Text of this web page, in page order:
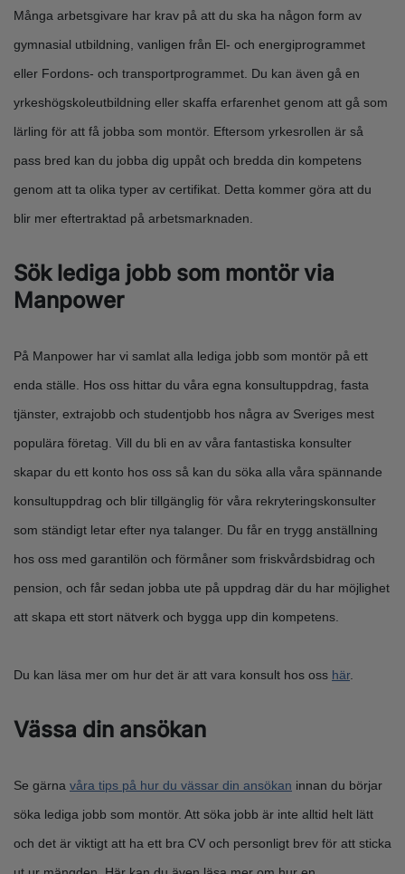
Många arbetsgivare har krav på att du ska ha någon form av
gymnasial utbildning, vanligen från El- och energiprogrammet
eller Fordons- och transportprogrammet. Du kan även gå en
yrkeshögskoleutbildning eller skaffa erfarenhet genom att gå som
lärling för att få jobba som montör. Eftersom yrkesrollen är så
pass bred kan du jobba dig uppåt och bredda din kompetens
genom att ta olika typer av certifikat. Detta kommer göra att du
blir mer eftertraktad på arbetsmarknaden.
Sök lediga jobb som montör via
Manpower
På Manpower har vi samlat alla lediga jobb som montör på ett
enda ställe. Hos oss hittar du våra egna konsultuppdrag, fasta
tjänster, extrajobb och studentjobb hos några av Sveriges mest
populära företag. Vill du bli en av våra fantastiska konsulter
skapar du ett konto hos oss så kan du söka alla våra spännande
konsultuppdrag och blir tillgänglig för våra rekryteringskonsulter
som ständigt letar efter nya talanger. Du får en trygg anställning
hos oss med garantilön och förmåner som friskvårdsbidrag och
pension, och får sedan jobba ute på uppdrag där du har möjlighet
att skapa ett stort nätverk och bygga upp din kompetens.
Du kan läsa mer om hur det är att vara konsult hos oss här.
Vässa din ansökan
Se gärna våra tips på hur du vässar din ansökan innan du börjar
söka lediga jobb som montör. Att söka jobb är inte alltid helt lätt
och det är viktigt att ha ett bra CV och personligt brev för att sticka